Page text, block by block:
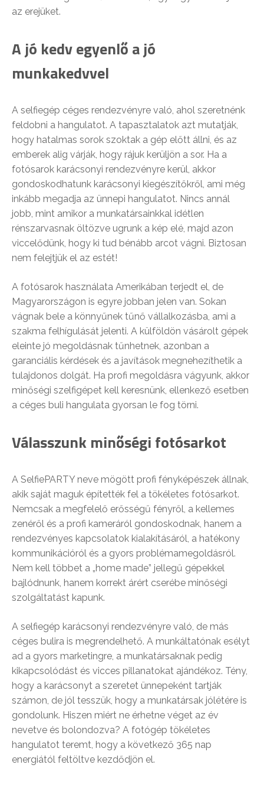
az erejüket.
A jó kedv egyenlő a jó
munkakedvvel
A selfiegép céges rendezvényre való, ahol szeretnénk
feldobni a hangulatot. A tapasztalatok azt mutatják,
hogy hatalmas sorok szoktak a gép előtt állni, és az
emberek alig várják, hogy rájuk kerüljön a sor. Ha a
fotósarok karácsonyi rendezvényre kerül, akkor
gondoskodhatunk karácsonyi kiegészítőkről, ami még
inkább megadja az ünnepi hangulatot. Nincs annál
jobb, mint amikor a munkatársainkkal idétlen
rénszarvasnak öltözve ugrunk a kép elé, majd azon
viccelődünk, hogy ki tud bénább arcot vágni. Biztosan
nem felejtjük el az estét!
A fotósarok használata Amerikában terjedt el, de
Magyarországon is egyre jobban jelen van. Sokan
vágnak bele a könnyűnek tűnő vállalkozásba, ami a
szakma felhígulását jelenti. A külföldön vásárolt gépek
eleinte jó megoldásnak tűnhetnek, azonban a
garanciális kérdések és a javítások megnehezíthetik a
tulajdonos dolgát. Ha profi megoldásra vágyunk, akkor
minőségi szelfigépet kell keresnünk, ellenkező esetben
a céges buli hangulata gyorsan le fog törni.
Válasszunk minőségi fotósarkot
A SelfiePARTY neve mögött profi fényképészek állnak,
akik saját maguk építették fel a tökéletes fotósarkot.
Nemcsak a megfelelő erősségű fényről, a kellemes
zenéről és a profi kameráról gondoskodnak, hanem a
rendezvényes kapcsolatok kialakításáról, a hatékony
kommunikációról és a gyors problémamegoldásról.
Nem kell többet a „home made” jellegű gépekkel
bajlódnunk, hanem korrekt árért cserébe minőségi
szolgáltatást kapunk.
A selfiegép karácsonyi rendezvényre való, de más
céges bulira is megrendelhető. A munkáltatónak esélyt
ad a gyors marketingre, a munkatársaknak pedig
kikapcsolódást és vicces pillanatokat ajándékoz. Tény,
hogy a karácsonyt a szeretet ünnepeként tartják
számon, de jól tesszük, hogy a munkatársak jólétére is
gondolunk. Hiszen miért ne érhetne véget az év
nevetve és bolondozva? A fotógép tökéletes
hangulatot teremt, hogy a következő 365 nap
energiától feltöltve kezdődjön el.